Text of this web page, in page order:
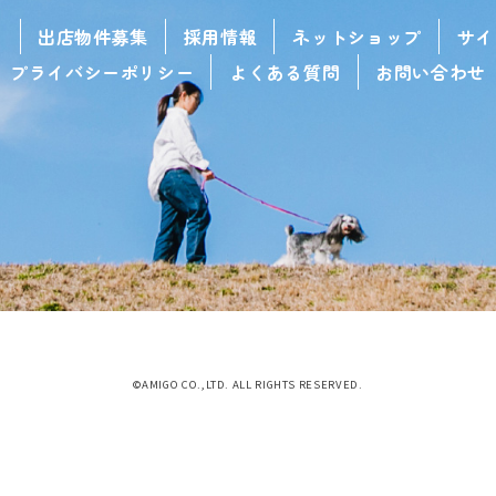
出店物件募集 採用情報 ネットショップ
サ
プライバシーポリシー
よくある質問 お問い合わせ
©AMIGO CO.,LTD. ALL RIGHTS RESERVED.